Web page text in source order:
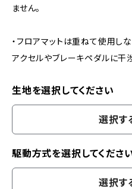
ません。
・フロアマットは重ねて使用しな
アクセルやブレーキペダルに干
生地を選択してください
選択す
駆動方式を選択してくださ
選択す